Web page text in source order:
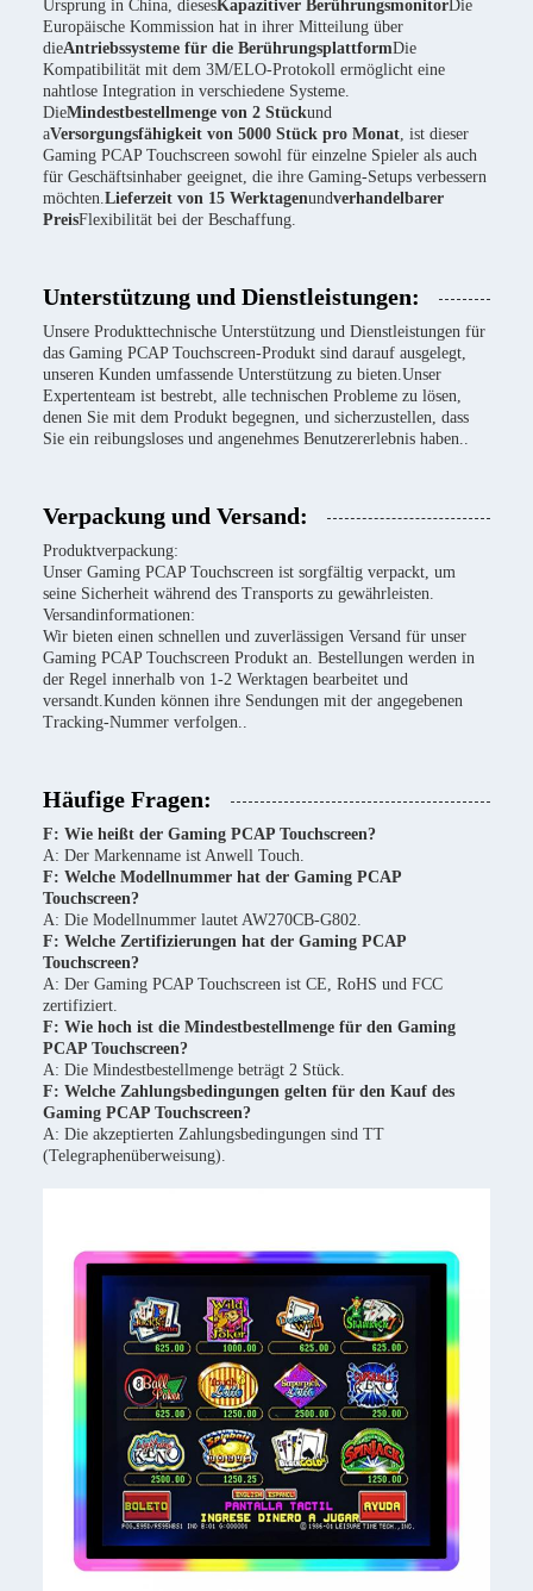
Ursprung in China, diesesKapazitiver BerührungsmonitorDie
Europäische Kommission hat in ihrer Mitteilung über
dieAntriebssysteme für die BerührungsplattformDie
Kompatibilität mit dem 3M/ELO-Protokoll ermöglicht eine
nahtlose Integration in verschiedene Systeme.
DieMindestbestellmenge von 2 Stückund
aVersorgungsfähigkeit von 5000 Stück pro Monat, ist dieser
Gaming PCAP Touchscreen sowohl für einzelne Spieler als auch
für Geschäftsinhaber geeignet, die ihre Gaming-Setups verbessern
möchten.Lieferzeit von 15 Werktagenundverhandelbarer
PreisFlexibilität bei der Beschaffung.
Unterstützung und Dienstleistungen:
Unsere Produkttechnische Unterstützung und Dienstleistungen für
das Gaming PCAP Touchscreen-Produkt sind darauf ausgelegt,
unseren Kunden umfassende Unterstützung zu bieten.Unser
Expertenteam ist bestrebt, alle technischen Probleme zu lösen,
denen Sie mit dem Produkt begegnen, und sicherzustellen, dass
Sie ein reibungsloses und angenehmes Benutzererlebnis haben..
Verpackung und Versand:
Produktverpackung:
Unser Gaming PCAP Touchscreen ist sorgfältig verpackt, um
seine Sicherheit während des Transports zu gewährleisten.
Versandinformationen:
Wir bieten einen schnellen und zuverlässigen Versand für unser
Gaming PCAP Touchscreen Produkt an. Bestellungen werden in
der Regel innerhalb von 1-2 Werktagen bearbeitet und
versandt.Kunden können ihre Sendungen mit der angegebenen
Tracking-Nummer verfolgen..
Häufige Fragen:
F: Wie heißt der Gaming PCAP Touchscreen?
A: Der Markenname ist Anwell Touch.
F: Welche Modellnummer hat der Gaming PCAP
Touchscreen?
A: Die Modellnummer lautet AW270CB-G802.
F: Welche Zertifizierungen hat der Gaming PCAP
Touchscreen?
A: Der Gaming PCAP Touchscreen ist CE, RoHS und FCC
zertifiziert.
F: Wie hoch ist die Mindestbestellmenge für den Gaming
PCAP Touchscreen?
A: Die Mindestbestellmenge beträgt 2 Stück.
F: Welche Zahlungsbedingungen gelten für den Kauf des
Gaming PCAP Touchscreen?
A: Die akzeptierten Zahlungsbedingungen sind TT
(Telegraphenüberweisung).